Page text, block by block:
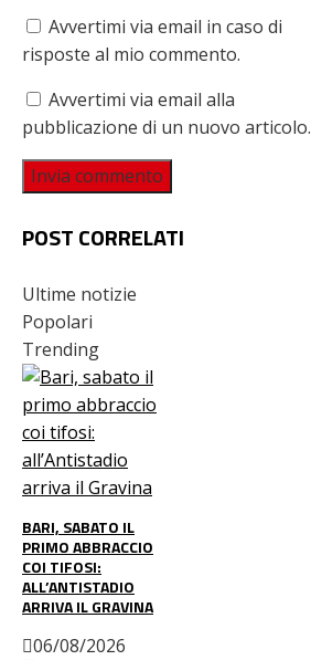
Avvertimi via email in caso di
risposte al mio commento.
Avvertimi via email alla
pubblicazione di un nuovo articolo.
POST CORRELATI
Ultime notizie
Popolari
Trending
BARI, SABATO IL
PRIMO ABBRACCIO
COI TIFOSI:
ALL’ANTISTADIO
ARRIVA IL GRAVINA
06/08/2026